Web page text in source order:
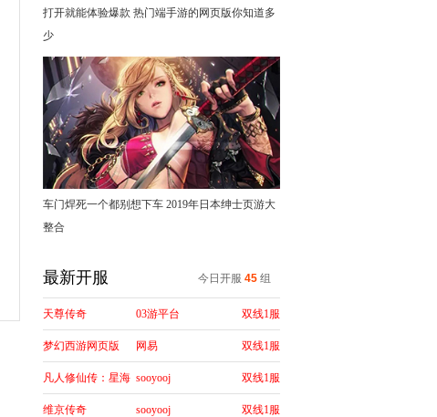
打开就能体验爆款 热门端手游的网页版你知道多
少
车门焊死一个都别想下车 2019年日本绅士页游大
整合
最新开服 今日开服 45 组
天尊传奇 03游平台 双线1服
梦幻西游网页版 网易 双线1服
凡人修仙传：星海
飞驰
sooyooj 双线1服
维京传奇 sooyooj 双线1服